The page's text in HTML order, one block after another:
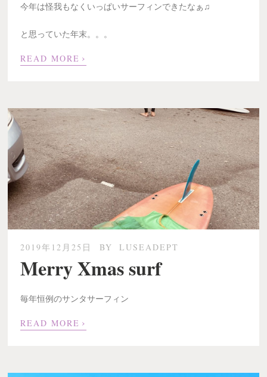
今年は怪我もなくいっぱいサーフィンできたなぁ♫
と思っていた年末。。。
READ MORE ›
2019年12月25日 BY LUSEADEPT
Merry Xmas surf
毎年恒例のサンタサーフィン
READ MORE ›